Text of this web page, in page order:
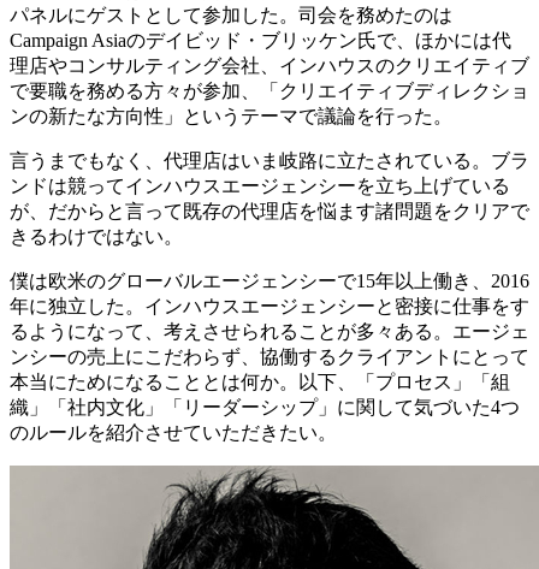
パネルにゲストとして参加した。司会を務めたのは
Campaign Asiaのデイビッド・ブリッケン氏で、ほかには代
理店やコンサルティング会社、インハウスのクリエイティブ
で要職を務める方々が参加、「クリエイティブディレクショ
ンの新たな方向性」というテーマで議論を行った。
言うまでもなく、代理店はいま岐路に立たされている。ブラ
ンドは競ってインハウスエージェンシーを立ち上げている
が、だからと言って既存の代理店を悩ます諸問題をクリアで
きるわけではない。
僕は欧米のグローバルエージェンシーで15年以上働き、2016
年に独立した。インハウスエージェンシーと密接に仕事をす
るようになって、考えさせられることが多々ある。エージェ
ンシーの売上にこだわらず、協働するクライアントにとって
本当にためになることとは何か。以下、「プロセス」「組
織」「社内文化」「リーダーシップ」に関して気づいた4つ
のルールを紹介させていただきたい。